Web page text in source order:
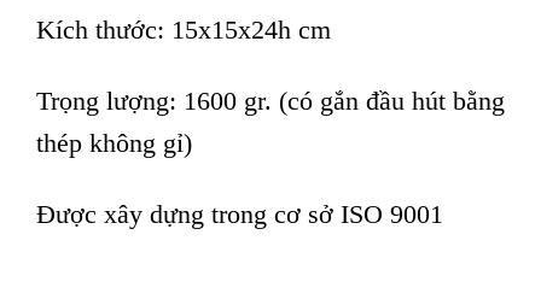
Kích thước: 15x15x24h cm
Trọng lượng: 1600 gr. (có gắn đầu hút bằng
thép không gỉ)
Được xây dựng trong cơ sở ISO 9001